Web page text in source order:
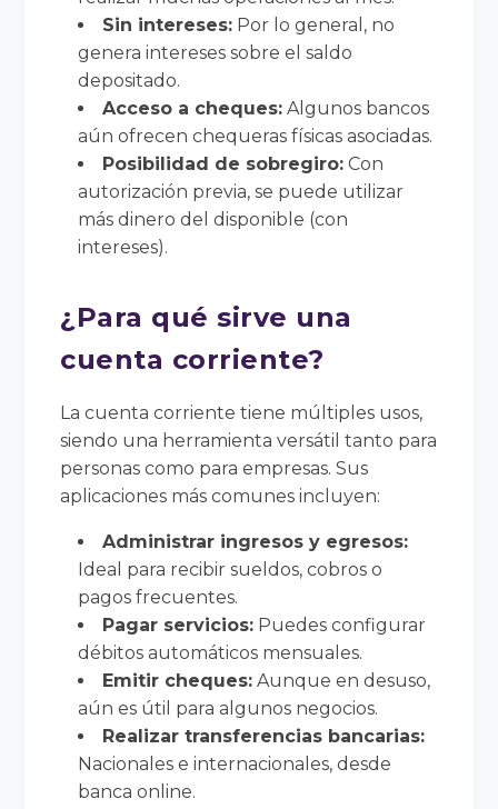
Sin intereses: Por lo general, no
genera intereses sobre el saldo
depositado.
Acceso a cheques: Algunos bancos
aún ofrecen chequeras físicas asociadas.
Posibilidad de sobregiro: Con
autorización previa, se puede utilizar
más dinero del disponible (con
intereses).
¿Para qué sirve una
cuenta corriente?
La cuenta corriente tiene múltiples usos,
siendo una herramienta versátil tanto para
personas como para empresas. Sus
aplicaciones más comunes incluyen:
Administrar ingresos y egresos:
Ideal para recibir sueldos, cobros o
pagos frecuentes.
Pagar servicios: Puedes configurar
débitos automáticos mensuales.
Emitir cheques: Aunque en desuso,
aún es útil para algunos negocios.
Realizar transferencias bancarias:
Nacionales e internacionales, desde
banca online.